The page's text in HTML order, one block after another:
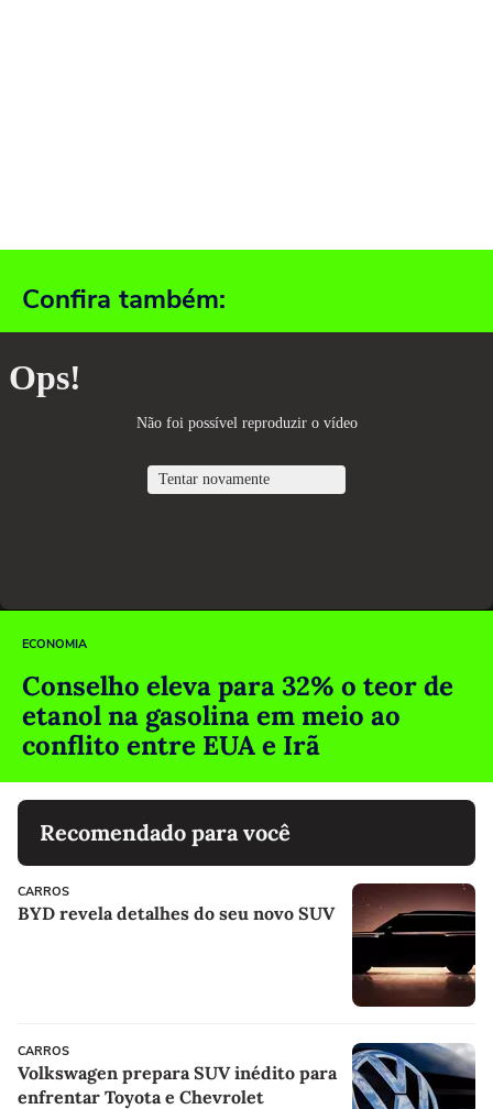
Confira também:
ECONOMIA
Conselho eleva para 32% o teor de
etanol na gasolina em meio ao
conflito entre EUA e Irã
Recomendado para você
CARROS
BYD revela detalhes do seu novo SUV
CARROS
Volkswagen prepara SUV inédito para
enfrentar Toyota e Chevrolet